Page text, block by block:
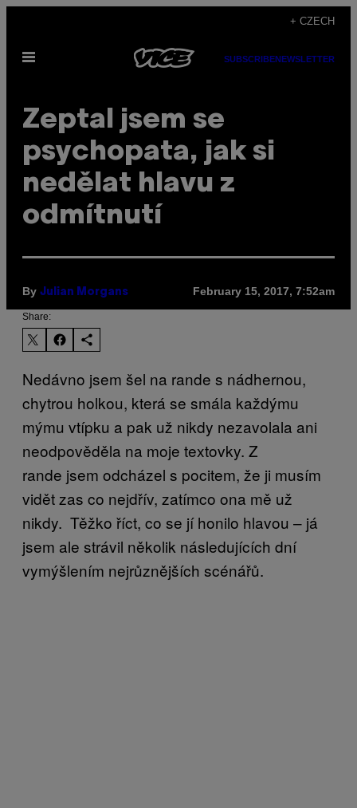
content
+ CZECH
Open
SUBSCRIBENEWSLETTER
Zeptal jsem se
psychopata, jak si
nedělat hlavu z
odmítnutí
By Julian Morgans February 15, 2017, 7:52am
Share:
Nedávno jsem šel na rande s nádhernou,
chytrou holkou, která se smála každýmu
mýmu vtípku a pak už nikdy nezavolala ani
neodpověděla na moje textovky. Z
rande jsem odcházel s pocitem, že ji musím
vidět zas co nejdřív, zatímco ona mě už
nikdy. Těžko říct, co se jí honilo hlavou – já
jsem ale strávil několik následujících dní
vymýšlením nejrůznějších scénářů.